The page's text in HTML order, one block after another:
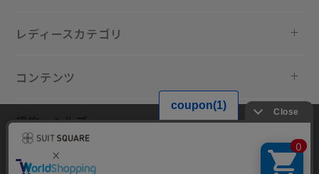
レディースカテゴリ
コンテンツ
規約・ヘルプ
当サイトでは利用体験の向上およびコンテンツの最適な提供、トラフィ
ックの分析を目的としてCookieを使用しています。サイトの閲覧を継続